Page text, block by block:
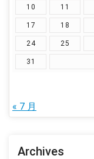
10 11
17 18
24 25
31
« 7 月
Archives